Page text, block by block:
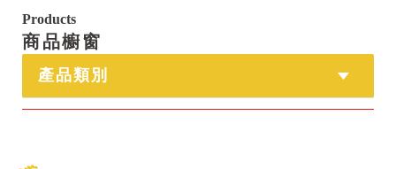
Products
商品櫥窗
產品類別